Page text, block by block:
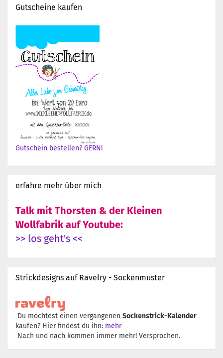
Gutscheine kaufen
Gutschein bestellen? GERN!
erfahre mehr über mich
Talk mit Thorsten & der Kleinen
Wollfabrik auf Youtube:
>> los geht's <<
Strickdesigns auf Ravelry - Sockenmuster
Du möchtest einen vergangenen Sockenstrick-Kalender
kaufen? Hier findest du ihn: mehr
Nach und nach kommen immer mehr! Versprochen.